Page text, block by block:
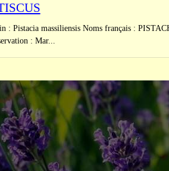
massiliensis Noms français :
: Mar...